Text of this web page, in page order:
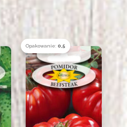
Opakowanie: 0,5